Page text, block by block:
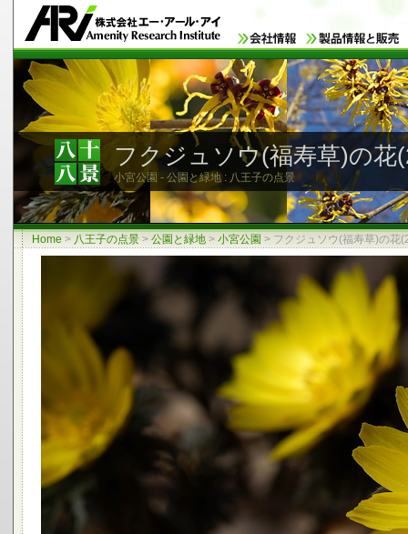
フクジュソウ(福寿草)の花
小宮公園 - 公園と緑地 : 八王子の点景
Home > 八王子の点景 > 公園と緑地 > 小宮公園 > フクジュソウ(福寿草)の花